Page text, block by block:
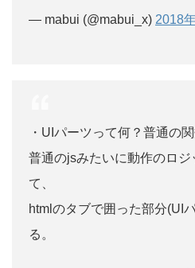
— mabui (@mabui_x) 2018
・UIパーツって何？普通の
普通のjsみたいに動作のロジ
て、
htmlのタブで囲った部分(UI
る。